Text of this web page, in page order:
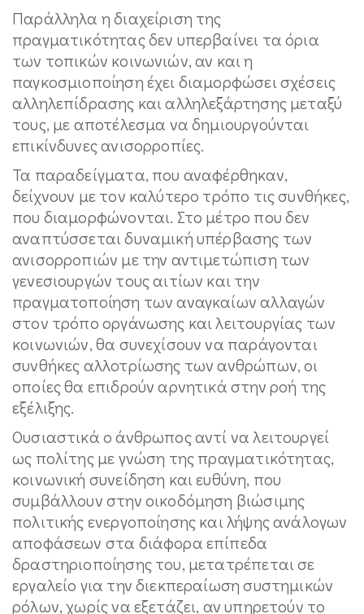
Παράλληλα η διαχείριση της
πραγματικότητας δεν υπερβαίνει τα όρια
των τοπικών κοινωνιών, αν και η
παγκοσμιοποίηση έχει διαμορφώσει σχέσεις
αλληλεπίδρασης και αλληλεξάρτησης μεταξύ
τους, με αποτέλεσμα να δημιουργούνται
επικίνδυνες ανισορροπίες.
Τα παραδείγματα, που αναφέρθηκαν,
δείχνουν με τον καλύτερο τρόπο τις συνθήκες,
που διαμορφώνονται. Στο μέτρο που δεν
αναπτύσσεται δυναμική υπέρβασης των
ανισορροπιών με την αντιμετώπιση των
γενεσιουργών τους αιτίων και την
πραγματοποίηση των αναγκαίων αλλαγών
στον τρόπο οργάνωσης και λειτουργίας των
κοινωνιών, θα συνεχίσουν να παράγονται
συνθήκες αλλοτρίωσης των ανθρώπων, οι
οποίες θα επιδρούν αρνητικά στην ροή της
εξέλιξης.
Ουσιαστικά ο άνθρωπος αντί να λειτουργεί
ως πολίτης με γνώση της πραγματικότητας,
κοινωνική συνείδηση και ευθύνη, που
συμβάλλουν στην οικοδόμηση βιώσιμης
πολιτικής ενεργοποίησης και λήψης ανάλογων
αποφάσεων στα διάφορα επίπεδα
δραστηριοποίησης του, μετατρέπεται σε
εργαλείο για την διεκπεραίωση συστημικών
ρόλων, χωρίς να εξετάζει, αν υπηρετούν το